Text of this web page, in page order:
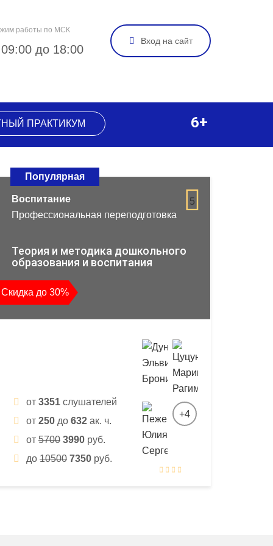
работы по МСК
до 18:00
Вход на сайт
ПРАКТИКУМ 6+
Популярная
5
Воспитание
Профессиональная переподготовка
Теория и методика дошкольного
образования и воспитания
Скидка до 30%
от 3351 слушателей
от 250 до 632 ак. ч.
от 5700 3990 руб.
до 10500 7350 руб.
+4